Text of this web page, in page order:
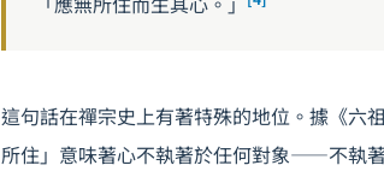
這句話在禪宗史上有著特殊的地位。據《六
所住」意味著心不執著於任何對象——不執